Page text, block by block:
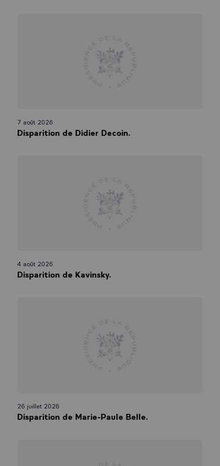
7 août 2026
Disparition de Didier Decoin.
4 août 2026
Disparition de Kavinsky.
26 juillet 2026
Disparition de Marie-Paule Belle.